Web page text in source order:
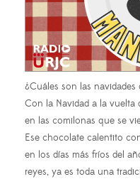
¿Cuáles son las
Con la Navidad a la vuelta
en las comilonas que se
Ese chocolate calentito
en los días más fríos del
reyes, ya es toda una